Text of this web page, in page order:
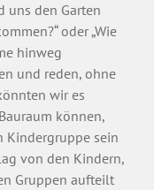
uns den Garten
oder „Wie
hinweg
und reden, ohne
wir es
können,
sein
von den Kindern,
Gruppen aufteilt